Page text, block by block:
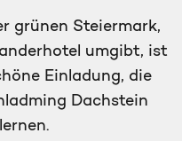
grünen Steiermark,
umgibt, ist
Einladung, die
Dachstein